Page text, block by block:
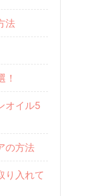
法
！
オイル5
の方法
り入れて